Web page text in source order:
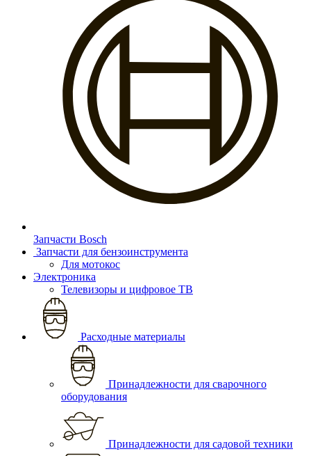
Запчасти Bosch
Запчасти для бензоинструмента
Для мотокос
Электроника
Телевизоры и цифровое ТВ
Расходные материалы
Принадлежности для сварочного
оборудования
Принадлежности для садовой техники